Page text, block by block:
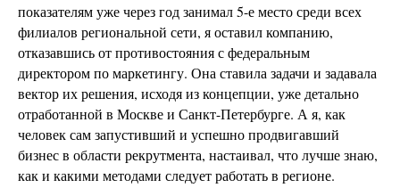
показателям уже через год занимал 5-е место среди всех
филиалов региональной сети, я оставил компанию,
отказавшись от противостояния с федеральным
директором по маркетингу. Она ставила задачи и задавала
вектор их решения, исходя из концепции, уже детально
отработанной в Москве и Санкт-Петербурге. А я, как
человек сам запустивший и успешно продвигавший
бизнес в области рекрутмента, настаивал, что лучше знаю,
как и какими методами следует работать в регионе.